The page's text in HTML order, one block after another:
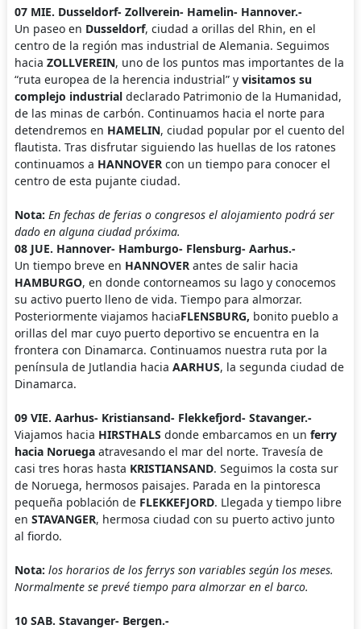
07 MIE. Dusseldorf- Zollverein- Hamelin- Hannover.-
Un paseo en Dusseldorf, ciudad a orillas del Rhin, en el
centro de la región mas industrial de Alemania. Seguimos
hacia ZOLLVEREIN, uno de los puntos mas importantes de la
“ruta europea de la herencia industrial” y visitamos su
complejo industrialdeclarado Patrimonio de la Humanidad,
de las minas de carbón. Continuamos hacia el norte para
detendremos en HAMELIN, ciudad popular por el cuento del
flautista. Tras disfrutar siguiendo las huellas de los ratones
continuamos a HANNOVERcon un tiempo para conocer el
centro de esta pujante ciudad.
Nota: En fechas de ferias o congresos el alojamiento podrá ser
dado en alguna ciudad próxima.
08 JUE. Hannover- Hamburgo- Flensburg- Aarhus.-
Un tiempo breve en HANNOVERantes de salir hacia
HAMBURGO, en donde contorneamos su lago y conocemos
su activo puerto lleno de vida. Tiempo para almorzar.
Posteriormente viajamos haciaFLENSBURG, bonito pueblo a
orillas del mar cuyo puerto deportivo se encuentra en la
frontera con Dinamarca. Continuamos nuestra ruta por la
península de Jutlandia hacia AARHUS, la segunda ciudad de
Dinamarca.
09 VIE. Aarhus- Kristiansand- Flekkefjord- Stavanger.-
Viajamos hacia HIRSTHALS donde embarcamos en un ferry
hacia Noruegaatravesando el mar del norte. Travesía de
casi tres horas hasta KRISTIANSAND. Seguimos la costa sur
de Noruega, hermosos paisajes. Parada en la pintoresca
pequeña población de FLEKKEFJORD. Llegada y tiempo libre
en STAVANGER, hermosa ciudad con su puerto activo junto
al fiordo.
Nota: los horarios de los ferrys son variables según los meses.
Normalmente se prevé tiempo para almorzar en el barco.
10 SAB. Stavanger- Bergen.-